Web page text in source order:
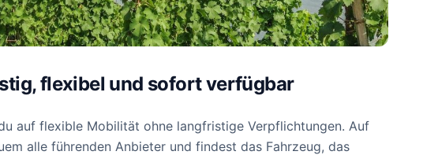
flexibel und sofort verfügbar
auf flexible Mobilität ohne langfristige Verpflichtungen. Auf
alle führenden Anbieter und findest das Fahrzeug, das